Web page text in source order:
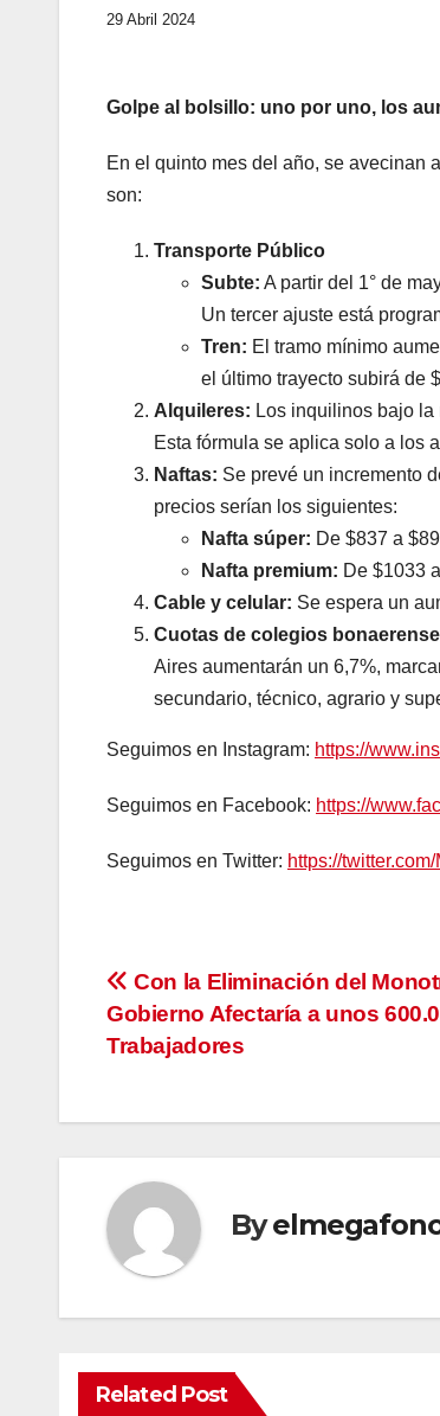
29 Abril 2024
Golpe al bolsillo: uno por uno, los
En el quinto mes del año, se avecinan
son:
Transporte Público
Subte: A partir del 1° de
Un tercer ajuste está
Tren: El tramo mínimo
el último trayecto subirá de
Alquileres: Los inquilinos bajo
Esta fórmula se aplica solo a los
Naftas: Se prevé un incremento
precios serían los siguientes:
Nafta súper: De $837 a
Nafta premium: De $1033
Cable y celular: Se espera un
Cuotas de colegios
Aires aumentarán un 6,7%,
secundario, técnico, agrario y
Seguimos en Instagram: https://
Seguimos en Facebook: https://
Seguimos en Twitter: https://
Navegación
de
Con la Eliminación del
Gobierno Afectaría a unos
Trabajadores
By
Related Post